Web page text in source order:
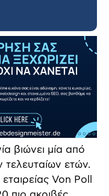
βιώνει μία από
τελευταίων ετών.
Von Poll